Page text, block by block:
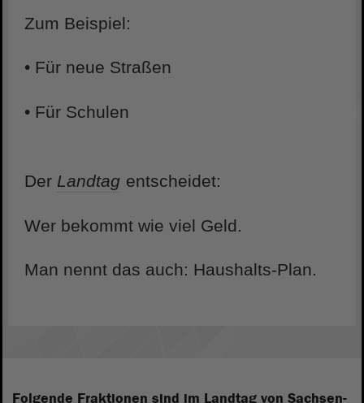
Zum Beispiel:
• Für neue Straßen
• Für Schulen
Der Landtag entscheidet:
Wer bekommt wie viel Geld.
Man nennt das auch: Haushalts-Plan.
Folgende Fraktionen sind im Landtag von Sachsen-